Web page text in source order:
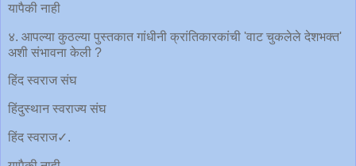
यापैकी नाही
४. आपल्या कुठल्या पुस्तकात गांधीनी क्रांतिकारकांची 'वाट चुकलेले देशभक्त'
अशी संभावना केली ?
हिंद स्वराज संघ
हिंदुस्‍थान स्‍वराज्‍य संघ
हिंद स्वराज✓.